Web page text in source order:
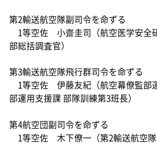
第2輸送航空隊副司令を命ずる
1等空佐 小齋圭司（航空医学安全
部総括調査官）
第3輸送航空隊飛行群司令を命ずる
1等空佐 伊藤友紀（航空幕僚監部
部運用支援課 部隊訓練第3班長）
第4航空団副司令を命ずる
1等空佐 木下僚一（第2輸送航空隊